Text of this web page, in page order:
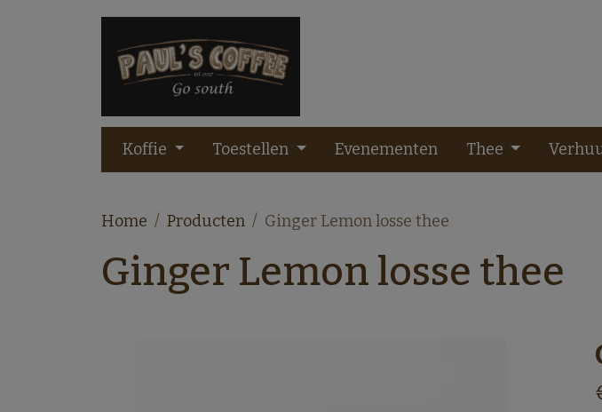
Koffie Toestellen Evenementen Thee
Home Producten Ginger Lemon losse thee
Ginger Lemon losse thee